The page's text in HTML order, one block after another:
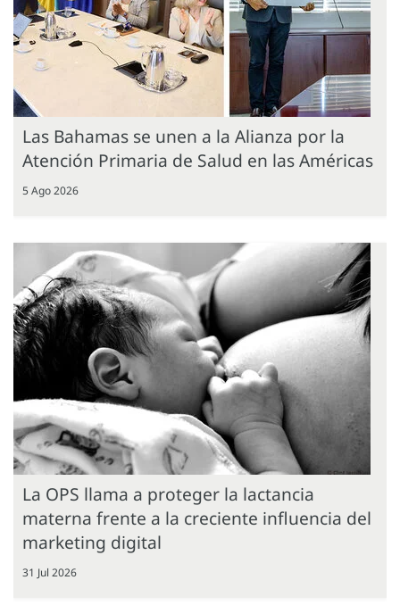
Las Bahamas se unen a la Alianza por la
Atención Primaria de Salud en las Américas
5 Ago 2026
La OPS llama a proteger la lactancia
materna frente a la creciente influencia del
marketing digital
31 Jul 2026